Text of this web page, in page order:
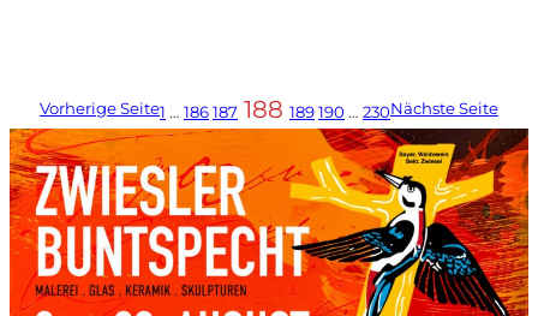
Vorherige Seite1 … 186187 188 189190 … 230Nächste Seite